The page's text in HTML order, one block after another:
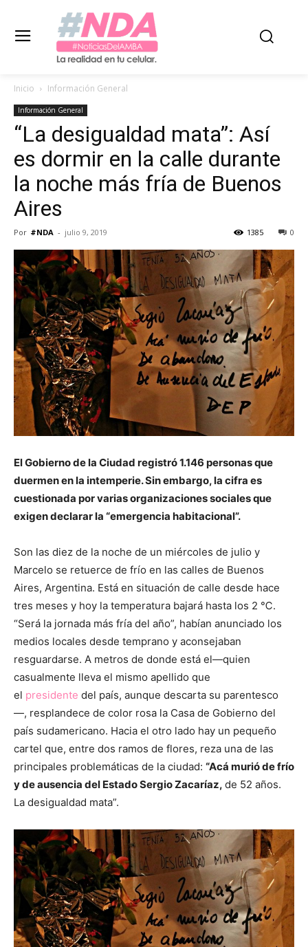
Inicio Información General
Información General
“La desigualdad mata”: Así
es dormir en la calle durante
la noche más fría de Buenos
Aires
Por #NDA - julio 9, 2019 0
1385
El Gobierno de la Ciudad registró 1.146 personas que
duermen en la intemperie. Sin embargo, la cifra es
cuestionada por varias organizaciones sociales que
exigen declarar la “emergencia habitacional”.
Son las diez de la noche de un miércoles de julio y
Marcelo se retuerce de frío en las calles de Buenos
Aires, Argentina. Está en situación de calle desde hace
tres meses y hoy la temperatura bajará hasta los 2 ℃.
“Será la jornada más fría del año”, habían anunciado los
medios locales desde temprano y aconsejaban
resguardarse. A metros de donde está el—quien
casualmente lleva el mismo apellido que
el presidente del país, aunque descarta su parentesco
—, resplandece de color rosa la Casa de Gobierno del
país sudamericano. Hacia el otro lado hay un pequeño
cartel que, entre dos ramos de flores, reza una de las
principales problemáticas de la ciudad: “Acá murió de frío
y de ausencia del Estado Sergio Zacaríaz, de 52 años.
La desigualdad mata”.